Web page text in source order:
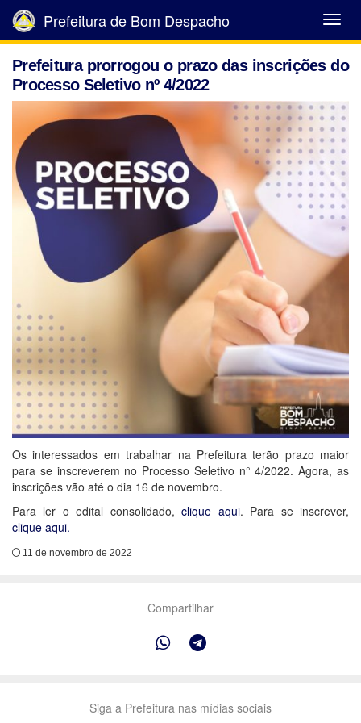
Abrir
Menu
Prefeitura de Bom Despacho
Prefeitura prorrogou o prazo das inscrições do
Processo Seletivo nº 4/2022
Os interessados em trabalhar na Prefeitura terão prazo maior
para se inscreverem no Processo Seletivo n° 4/2022. Agora, as
inscrições vão até o dia 16 de novembro.
Para ler o edital consolidado,clique aqui. Para se inscrever,
clique aqui.
11 de novembro de 2022
Compartilhar
Siga a Prefeitura nas mídias sociais